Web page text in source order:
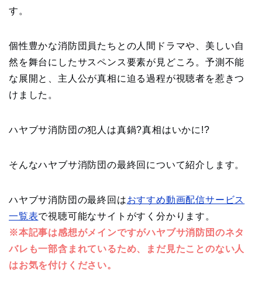
す。
個性豊かな消防団員たちとの人間ドラマや、美しい自
然を舞台にしたサスペンス要素が見どころ。予測不能
な展開と、主人公が真相に迫る過程が視聴者を惹きつ
けました。
ハヤブサ消防団の犯人は真鍋?真相はいかに!?
そんなハヤブサ消防団の最終回について紹介します。
ハヤブサ消防団の最終回はおすすめ動画配信サービス
一覧表で視聴可能なサイトがすく分かります。
※本記事は感想がメインですがハヤブサ消防団のネタ
バレも一部含まれているため、まだ見たことのない人
はお気を付けください。